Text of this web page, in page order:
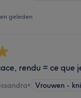
geleden
rendu = ce que
• Vrouwen -